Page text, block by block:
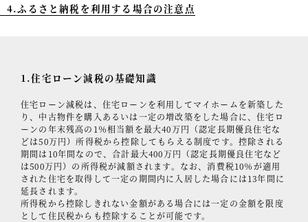
ニュース
Facebook
4.ふるさと納税を利用する場合の注意点
1.住宅ローン減税の基礎知識
住宅ローン減税は、住宅ローンを利用してマイホームを新築した
り、中古物件を購入あるいは一定の増改築をした場合に、住宅ロ
ーンの年末残高の1％相当額を最大40万円（認定長期優良住宅な
どは50万円）所得税から控除してもらえる制度です。控除される
期間は10年間なので、合計最大400万円（認定長期優良住宅など
は500万円）の所得税が減額されます。なお、消費税10％が適用
された住宅を取得して一定の期間内に入居した場合には13年間に
延長されます。
所得税から控除しきれない金額がある場合には一定の金額を限度
として住民税からも控除することが可能です。